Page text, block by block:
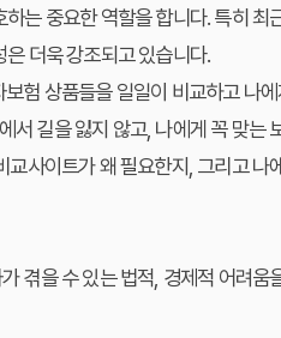
는 중요한 역할을 합니다. 특히
은 더욱 강조되고 있습니다.
험 상품들을 일일이 비교하고 나
서 길을 잃지 않고, 나에게 꼭 맞는
교사이트가 왜 필요한지, 그리고
겪을 수 있는 법적, 경제적 어려